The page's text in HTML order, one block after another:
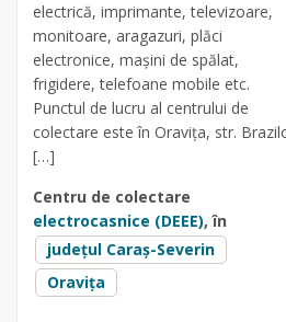
electrică, imprimante, televizoare,
monitoare, aragazuri, plăci
electronice, mașini de spălat,
frigidere, telefoane mobile etc.
Punctul de lucru al centrului de
colectare este în Oravița, str.
[…]
Centru de colectare
electrocasnice (DEEE), în
județul Caraș-Severin
Oravița